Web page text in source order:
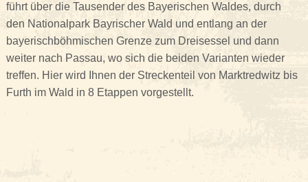
führt über die Tausender des Bayerischen Waldes, durch
den Nationalpark Bayrischer Wald und entlang an der
bayerischböhmischen Grenze zum Dreisessel und dann
weiter nach Passau, wo sich die beiden Varianten wieder
treffen. Hier wird Ihnen der Streckenteil von Marktredwitz bis
Furth im Wald in 8 Etappen vorgestellt.